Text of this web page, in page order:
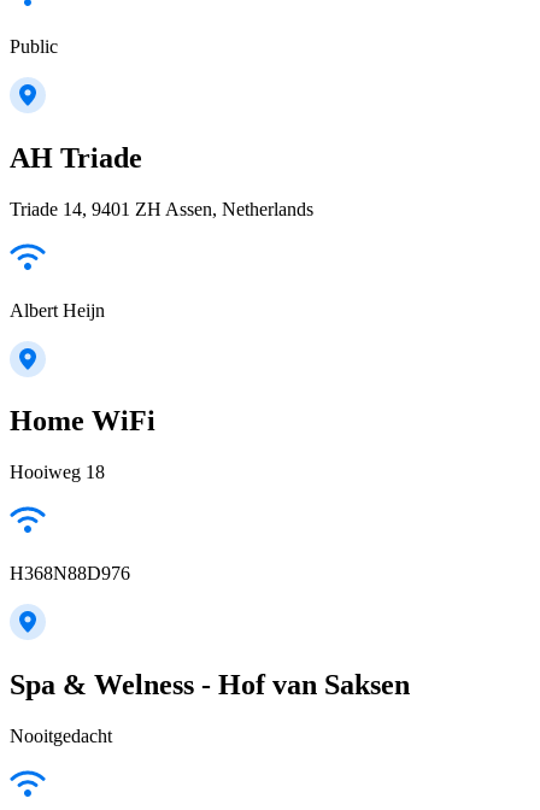
Public
AH Triade
Triade 14, 9401 ZH Assen, Netherlands
Albert Heijn
Home WiFi
Hooiweg 18
H368N88D976
Spa & Welness - Hof van Saksen
Nooitgedacht